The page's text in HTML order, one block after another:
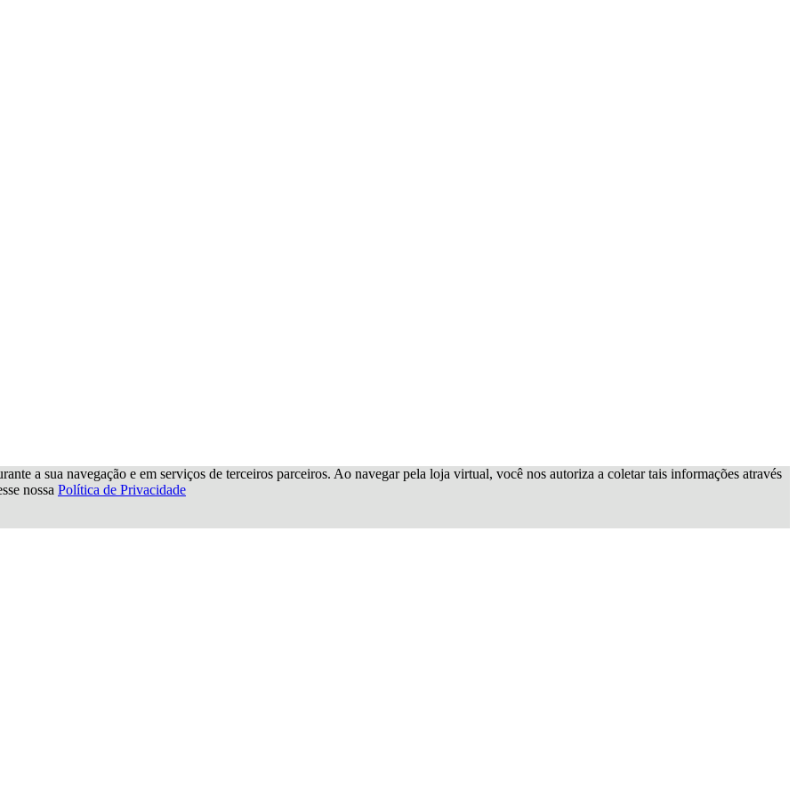
a sua navegação e em serviços de terceiros parceiros. Ao navegar pela loja virtual, você nos autoriza a coletar tais informações através
nossa Política de Privacidade